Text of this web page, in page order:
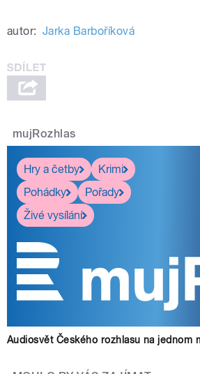
autor: Jarka Barboříková
mujRozhlas
Hry a četby
Krimi
Pohádky
Pořady
Živé vysílání
Audiosvět Českého rozhlasu na jednom